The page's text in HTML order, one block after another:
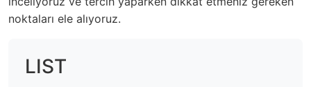
noktaları ele alıyoruz.
LIST